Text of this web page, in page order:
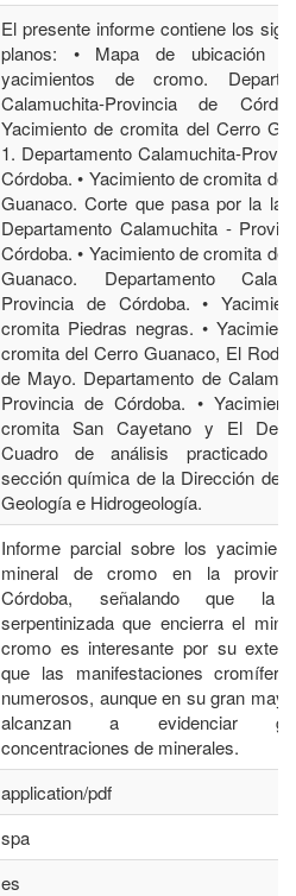
El presente informe contiene los
planos: • Mapa de ubicación
yacimientos de cromo.
Calamuchita-Provincia de
Yacimiento de cromita del Cerro
1. Departamento Calamuchita-
Córdoba. • Yacimiento de cromita del
Guanaco. Corte que pasa por la
Departamento Calamuchita -
Córdoba. • Yacimiento de cromita del
Guanaco. Departamento
Provincia de Córdoba. •
cromita Piedras negras. •
cromita del Cerro Guanaco, El
de Mayo. Departamento de
Provincia de Córdoba. •
cromita San Cayetano y El
Cuadro de análisis practicado
sección química de la Dirección de
Geología e Hidrogeología.
Informe parcial sobre los
mineral de cromo en la
Córdoba, señalando que la
serpentinizada que encierra el
cromo es interesante por su
que las manifestaciones
numerosos, aunque en su gran
alcanzan a evidenciar
concentraciones de minerales.
application/pdf
spa
es